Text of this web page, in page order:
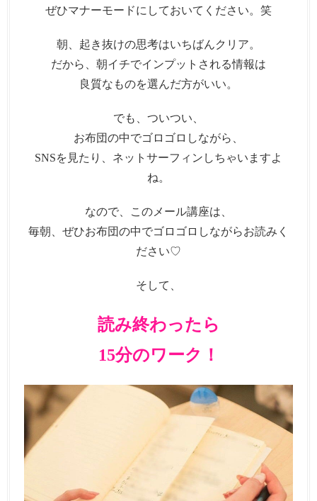
ぜひマナーモードにしておいてください。笑
朝、起き抜けの思考はいちばんクリア。
だから、朝イチでインプットされる情報は
良質なものを選んだ方がいい。
でも、ついつい、
お布団の中でゴロゴロしながら、
SNSを見たり、ネットサーフィンしちゃいますよ
ね。
なので、このメール講座は、
毎朝、ぜひお布団の中でゴロゴロしながらお読みく
ださい♡
そして、
読み終わったら
15分のワーク！